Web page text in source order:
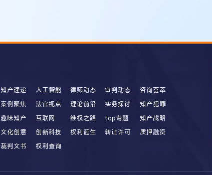
知产速递 人工智能 律师动态 审判动态
咨询荟萃
案例聚焦 法官视点 理论前沿 实务探讨
知产犯罪
趣味知产 互联网 维权之路 top专题
知产战略
文化创意 创新科技 权利诞生 转让许可
质押融资
裁判文书 权利查询